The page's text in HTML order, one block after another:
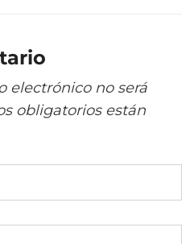
electrónico no será
obligatorios están